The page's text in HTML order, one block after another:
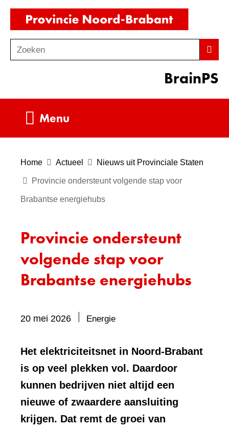
Ga
de
inhoud
o
Zoeken
BrainPS
Menu
Home Actueel Nieuws uit Provinciale Staten
Provincie ondersteunt volgende stap voor
Brabantse energiehubs
Provincie ondersteunt
volgende stap voor
Brabantse energiehubs
20 mei 2026 EnergieBevat
element:
Foto
Het elektriciteitsnet in Noord-Brabant
is op veel plekken vol. Daardoor
kunnen bedrijven niet altijd een
nieuwe of zwaardere aansluiting
krijgen. Dat remt de groei van